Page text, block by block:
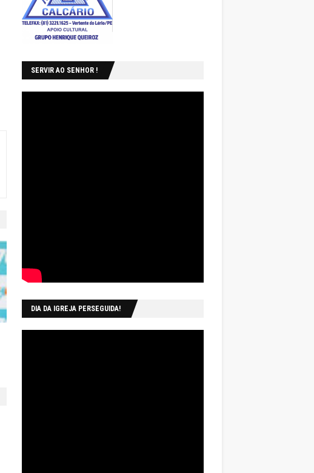
SERVIR AO SENHOR !
DIA DA IGREJA PERSEGUIDA!